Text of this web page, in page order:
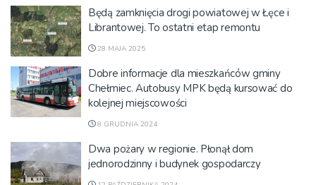
Będą zamknięcia drogi powiatowej w Łęce i
Librantowej. To ostatni etap remontu
28 MAJA 2025
Dobre informacje dla mieszkańców gminy
Chełmiec. Autobusy MPK będą kursować do
kolejnej miejscowości
8 GRUDNIA 2024
Dwa pożary w regionie. Płonął dom
jednorodzinny i budynek gospodarczy